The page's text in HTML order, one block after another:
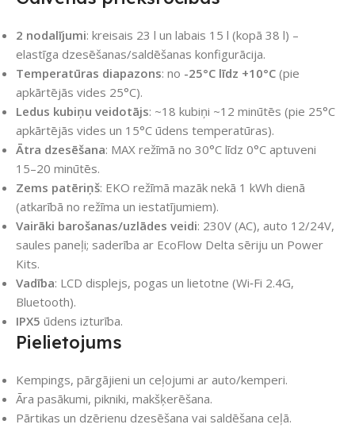
2 nodalījumi: kreisais 23 l un labais 15 l (kopā 38 l) –
elastīga dzesēšanas/saldēšanas konfigurācija.
Temperatūras diapazons: no -25°C līdz +10°C (pie
apkārtējās vides 25°C).
Ledus kubiņu veidotājs: ~18 kubiņi ~12 minūtēs (pie 25°C
apkārtējās vides un 15°C ūdens temperatūras).
Ātra dzesēšana: MAX režīmā no 30°C līdz 0°C aptuveni
15–20 minūtēs.
Zems patēriņš: EKO režīmā mazāk nekā 1 kWh dienā
(atkarībā no režīma un iestatījumiem).
Vairāki barošanas/uzlādes veidi: 230V (AC), auto 12/24V,
saules paneļi; saderība ar EcoFlow Delta sēriju un Power
Kits.
Vadība: LCD displejs, pogas un lietotne (Wi‑Fi 2.4G,
Bluetooth).
IPX5 ūdens izturība.
Pielietojums
Kempings, pārgājieni un ceļojumi ar auto/kemperi.
Āra pasākumi, pikniki, makšķerēšana.
Pārtikas un dzērienu dzesēšana vai saldēšana ceļā.